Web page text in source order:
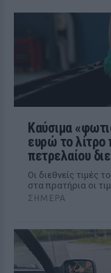
Καύσιμα
ευρώ το
πετρελαίου
Οι διεθνείς τιμές
στα πρατήρια οι
ΣΉΜΕΡΑ